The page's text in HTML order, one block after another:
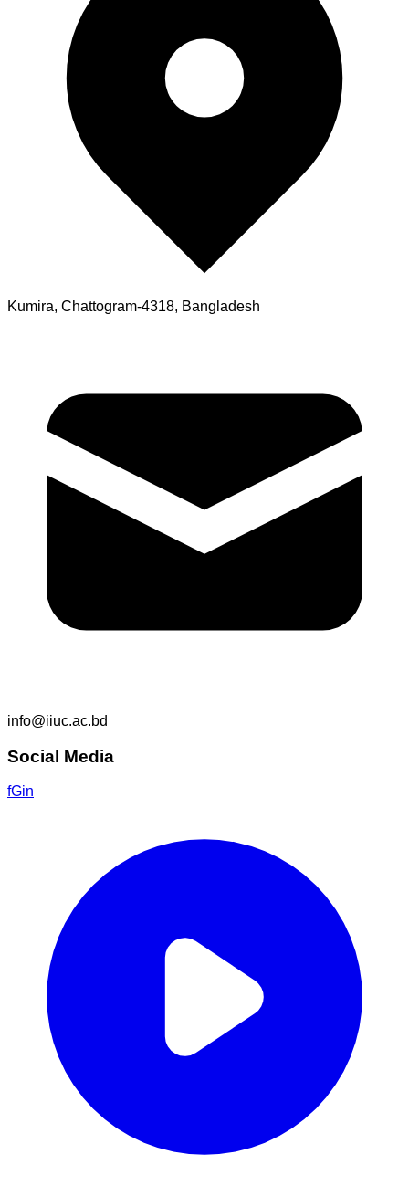
Kumira, Chattogram-4318, Bangladesh
info@iiuc.ac.bd
Social Media
fGin